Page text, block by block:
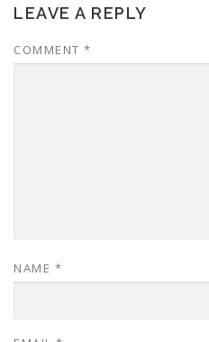
LEAVE A REPLY
COMMENT *
NAME *